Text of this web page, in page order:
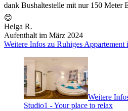
dank Bushaltestelle mit nur 150 Meter
😊
Helga R.
Aufenthalt im März 2024
Weitere Infos zu Ruhiges
Weitere
Studio1 - Your place to relax